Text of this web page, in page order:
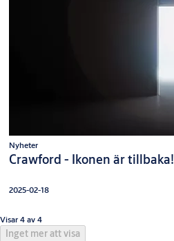
Nyheter
Crawford - Ikonen är tillbaka!
2025-02-18
Visar 4 av 4
Inget mer att visa